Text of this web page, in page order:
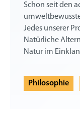
Schon seit den
Jedes unserer
Natürliche
Natur im
Philosophie